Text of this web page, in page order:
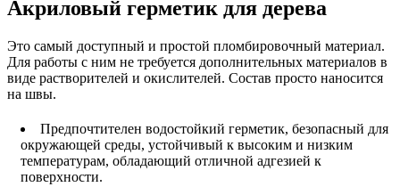
Акриловый герметик для дерева
Это самый доступный и простой пломбировочный материал.
Для работы с ним не требуется дополнительных материалов в
виде растворителей и окислителей. Состав просто наносится
на швы.
Предпочтителен водостойкий герметик, безопасный для
окружающей среды, устойчивый к высоким и низким
температурам, обладающий отличной адгезией к
поверхности.